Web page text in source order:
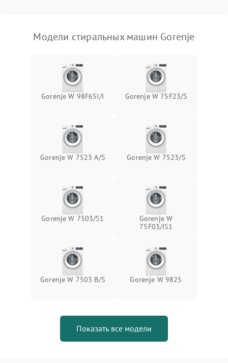
Модели стиральных машин Gorenje
Gorenje W 98F65I/I Gorenje W 75F23/S
Gorenje W 7523 A/S Gorenje W 7523/S
Gorenje W 7503/S1
Gorenje W
75F03/IS1
Gorenje W 7503 B/S Gorenje W 9825
Показать все модели